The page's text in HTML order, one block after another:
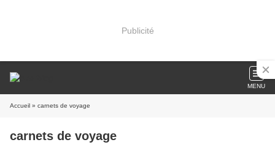
Publicité
MENU
Accueil » carnets de voyage
carnets de voyage